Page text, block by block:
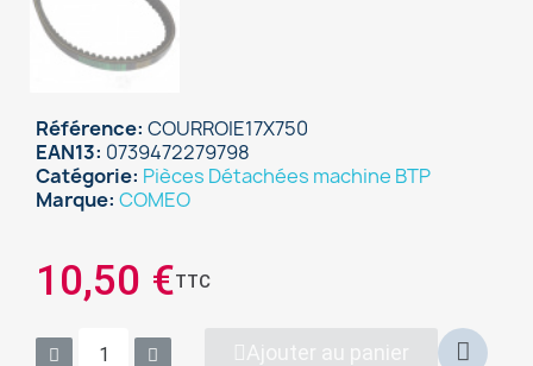
Référence COURROIE17X750
EAN13 0739472279798
Catégorie Pièces Détachées machine BTP
Marque COMEO
10,50 €TTC
Ajouter au panier
wish list.